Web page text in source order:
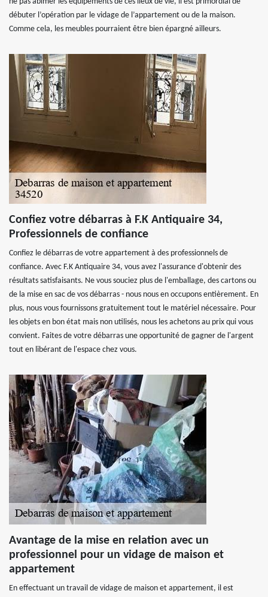
débuter l’opération par le vidage de l’appartement ou de la maison.
Comme cela, les meubles pourraient être bien épargné ailleurs.
Confiez votre débarras à F.K Antiquaire 34,
Professionnels de confiance
Confiez le débarras de votre appartement à des professionnels de
confiance. Avec F.K Antiquaire 34, vous avez l'assurance d'obtenir des
résultats satisfaisants. Ne vous souciez plus de l'emballage, des cartons ou
de la mise en sac de vos débarras - nous nous en occupons entièrement. En
plus, nous vous fournissons gratuitement tout le matériel nécessaire. Pour
les objets en bon état mais non utilisés, nous les achetons au prix qui vous
convient. Faites de votre débarras une opportunité de gagner de l'argent
tout en libérant de l'espace chez vous.
Avantage de la mise en relation avec un
professionnel pour un vidage de maison et
appartement
En effectuant un travail de vidage de maison et appartement, il est